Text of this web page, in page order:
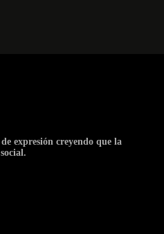
expresión creyendo que la